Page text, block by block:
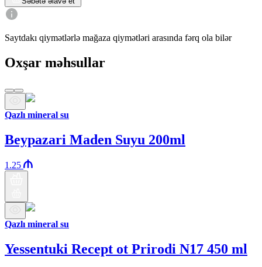
Saytdakı qiymətlərlə mağaza qiymətləri arasında fərq ola bilər
Oxşar məhsullar
Qazlı mineral su
Beypazari Maden Suyu 200ml
1.25
Qazlı mineral su
Yessentuki Recept ot Prirodi N17 450 ml